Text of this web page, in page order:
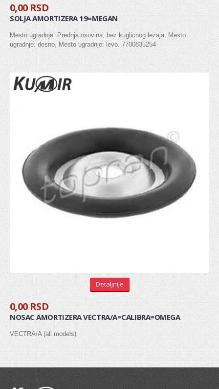
KOČIONI SISTEM
Diskovi
Pločice
Doboši
Paknovi
Osnovni cilindri
Glavni kočioni cilindar
Gumice kočionog cilindra
Ventil serva
Zupčanik pedale kvačila
POGON TOČKOVA
Poluosovina
Homokinetički zglob
0,00 RSD
SOLJA AMORTIZERA 19=MEGAN
Mesto ugradnje: Prednja osovina, bez kuglicnog lezaja, Mesto
ugradnje: desno, Mesto ugradnje: levo. 7700835254
Detaljnije
0,00 RSD
NOSAC AMORTIZERA VECTRA/A=CALIBRA=OMEGA
VECTRA/A (all models)